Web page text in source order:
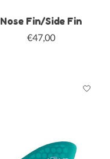
Nose Fin/Side Fin
€47,00